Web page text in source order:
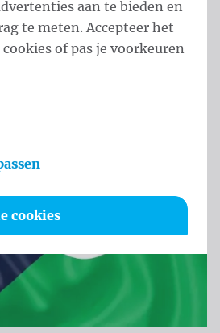
aan te bieden en
te meten. Accepteer het
of pas je voorkeuren
cookies